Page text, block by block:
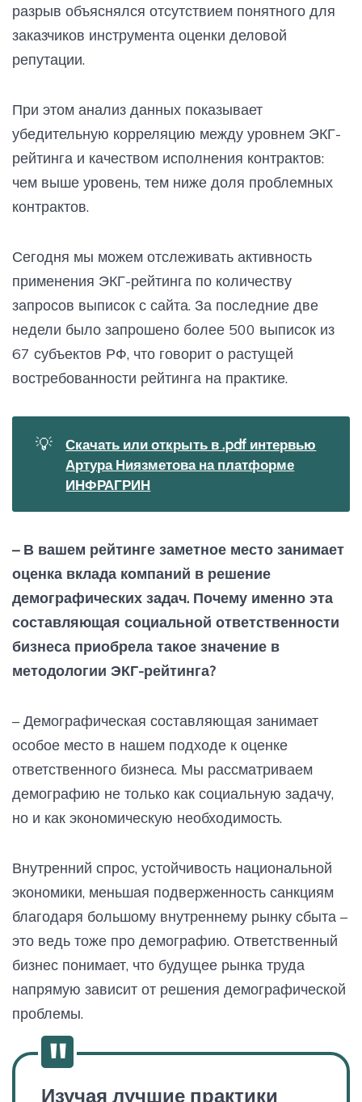
разрыв объяснялся отсутствием понятного для
заказчиков инструмента оценки деловой
репутации.
При этом анализ данных показывает
убедительную корреляцию между уровнем ЭКГ-
рейтинга и качеством исполнения контрактов:
чем выше уровень, тем ниже доля проблемных
контрактов.
Сегодня мы можем отслеживать активность
применения ЭКГ-рейтинга по количеству
запросов выписок с сайта. За последние две
недели было запрошено более 500 выписок из
67 субъектов РФ, что говорит о растущей
востребованности рейтинга на практике.
💡
Скачать или открыть в .pdf интервью
Артура Ниязметова на платформе
ИНФРАГРИН
– В вашем рейтинге заметное место занимает
оценка вклада компаний в решение
демографических задач. Почему именно эта
составляющая социальной ответственности
бизнеса приобрела такое значение в
методологии ЭКГ-рейтинга?
– Демографическая составляющая занимает
особое место в нашем подходе к оценке
ответственного бизнеса. Мы рассматриваем
демографию не только как социальную задачу,
но и как экономическую необходимость.
Внутренний спрос, устойчивость национальной
экономики, меньшая подверженность санкциям
благодаря большому внутреннему рынку сбыта –
это ведь тоже про демографию. Ответственный
бизнес понимает, что будущее рынка труда
напрямую зависит от решения демографической
проблемы.
Изучая лучшие практики